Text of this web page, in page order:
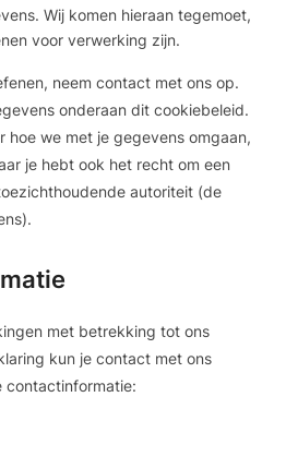
Wij komen hieraan tegemoet,
voor verwerking zijn.
neem contact met ons op.
onderaan dit cookiebeleid.
hoe we met je gegevens omgaan,
je hebt ook het recht om een
autoriteit (de
met betrekking tot ons
kun je contact met ons
contactinformatie: